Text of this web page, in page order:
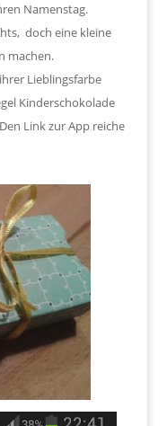
Namenstag.
doch eine kleine
machen.
Lieblingsfarbe
Kinderschokolade
Link zur App reiche